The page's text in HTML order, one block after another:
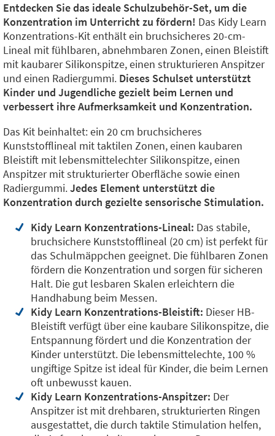
Entdecken Sie das ideale Schulzubehör-Set, um die
Konzentration im Unterricht zu fördern! Das Kidy Learn
Konzentrations-Kit enthält ein bruchsicheres 20-cm-
Lineal mit fühlbaren, abnehmbaren Zonen, einen Bleistift
mit kaubarer Silikonspitze, einen strukturieren Anspitzer
und einen Radiergummi. Dieses Schulset unterstützt
Kinder und Jugendliche gezielt beim Lernen und
verbessert ihre Aufmerksamkeit und Konzentration.
Das Kit beinhaltet: ein 20 cm bruchsicheres
Kunststofflineal mit taktilen Zonen, einen kaubaren
Bleistift mit lebensmittelechter Silikonspitze, einen
Anspitzer mit strukturierter Oberfläche sowie einen
Radiergummi.Jedes Element unterstützt die
Konzentration durch gezielte sensorische Stimulation.
Kidy Learn Konzentrations-Lineal: Das stabile,
bruchsichere Kunststofflineal (20 cm) ist perfekt für
das Schulmäppchen geeignet. Die fühlbaren Zonen
fördern die Konzentration und sorgen für sicheren
Halt. Die gut lesbaren Skalen erleichtern die
Handhabung beim Messen.
Kidy Learn Konzentrations-Bleistift: Dieser HB-
Bleistift verfügt über eine kaubare Silikonspitze, die
Entspannung fördert und die Konzentration der
Kinder unterstützt. Die lebensmittelechte, 100 %
ungiftige Spitze ist ideal für Kinder, die beim Lernen
oft unbewusst kauen.
Kidy Learn Konzentrations-Anspitzer: Der
Anspitzer ist mit drehbaren, strukturierten Ringen
ausgestattet, die durch taktile Stimulation helfen,